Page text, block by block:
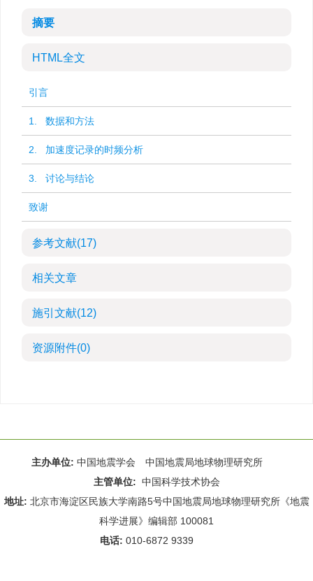
摘要
HTML全文
引言
1. 数据和方法
2. 加速度记录的时频分析
3. 讨论与结论
致谢
参考文献(17)
相关文章
施引文献(12)
资源附件(0)
主办单位: 中国地震学会 中国地震局地球物理研究所
主管单位: 中国科学技术协会
地址: 北京市海淀区民族大学南路5号中国地震局地球物理研究所《地震
科学进展》编辑部 100081
电话: 010-6872 9339